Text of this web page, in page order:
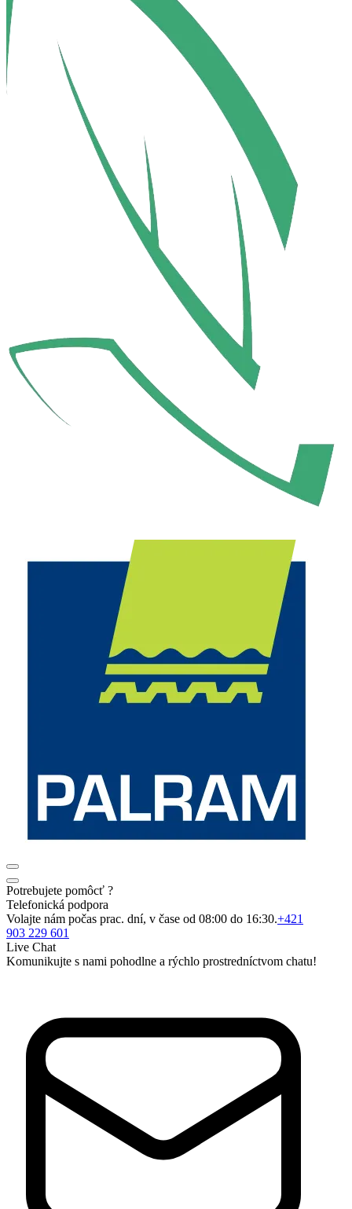
Potrebujete pomôcť ?
Telefonická podpora
Volajte nám počas prac. dní, v čase od 08:00 do 16:30.+421
903 229 601
Live Chat
Komunikujte s nami pohodlne a rýchlo prostredníctvom chatu!